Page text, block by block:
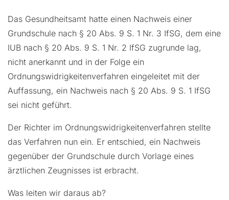
Das Gesundheitsamt hatte einen Nachweis einer
Grundschule nach § 20 Abs. 9 S. 1 Nr. 3 IfSG, dem eine
IUB nach § 20 Abs. 9 S. 1 Nr. 2 IfSG zugrunde lag,
nicht anerkannt und in der Folge ein
Ordnungswidrigkeitenverfahren eingeleitet mit der
Auffassung, ein Nachweis nach § 20 Abs. 9 S. 1 IfSG
sei nicht geführt.
Der Richter im Ordnungswidrigkeitenverfahren stellte
das Verfahren nun ein. Er entschied, ein Nachweis
gegenüber der Grundschule durch Vorlage eines
ärztlichen Zeugnisses ist erbracht.
Was leiten wir daraus ab?